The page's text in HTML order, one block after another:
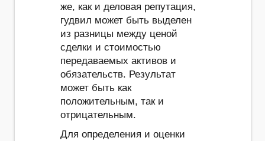
же, как и деловая репутация,
гудвил может быть выделен
из разницы между ценой
сделки и стоимостью
передаваемых активов и
обязательств. Результат
может быть как
положительным, так и
отрицательным.
Для определения и оценки